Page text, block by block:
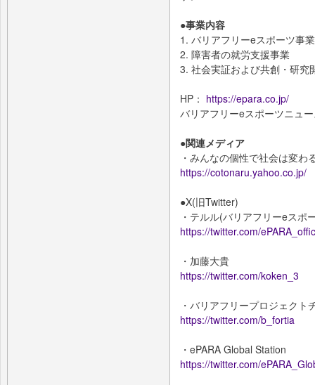
●事業内容
1. バリアフリーeスポーツ事業
2. 障害者の就労支援事業
3. 社会実証および共創・研究
HP： https://epara.co.jp/
バリアフリーeスポーツニュ
●関連メディア
・みんなの個性で社会は変
https://cotonaru.yahoo.co.jp/
●X(旧Twitter)
・テルル(バリアフリーeスポ
https://twitter.com/
・加藤大貴
https://twitter.com/koken_3
・バリアフリープロジェク
https://twitter.com/b_fortia
・ePARA Global Station
https://twitter.com/